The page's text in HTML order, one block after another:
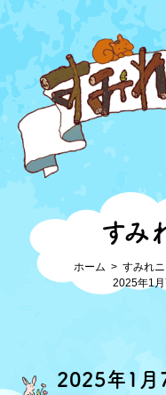
すみ
ホーム すみれ
2025年1
2025年1月